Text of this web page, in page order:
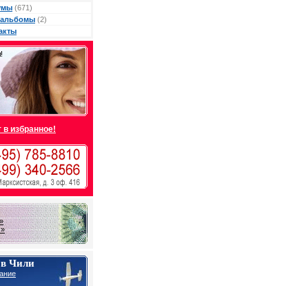
(671)
(2)
в избранное!
Чили